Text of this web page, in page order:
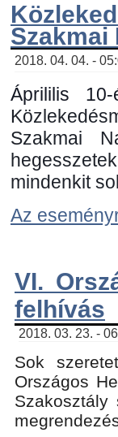
Szakmai
2018. 04. 04. -
Áprililis
Szakmai
mindenkit
Az
VI.
felhívás
2018. 03. 23. -
Sok
Országos